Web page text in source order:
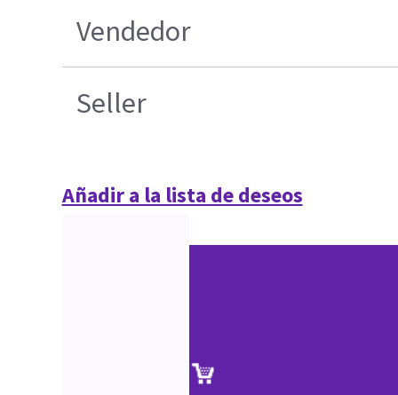
Vendedor
Seller
Añadir a la lista de deseos